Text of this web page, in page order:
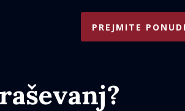
PREJMITE